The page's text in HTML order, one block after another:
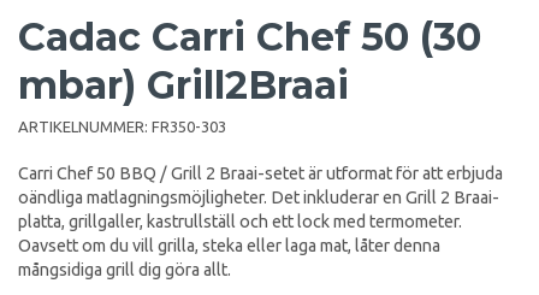
Cadac Carri Chef 50 (30
mbar) Grill2Braai
ARTIKELNUMMER: FR350-303
Carri Chef 50 BBQ / Grill 2 Braai-setet är utformat för att erbjuda
oändliga matlagningsmöjligheter. Det inkluderar en Grill 2 Braai-
platta, grillgaller, kastrullställ och ett lock med termometer.
Oavsett om du vill grilla, steka eller laga mat, låter denna
mångsidiga grill dig göra allt.